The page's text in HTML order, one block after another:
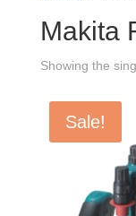
Makita
Showing the
Sale!